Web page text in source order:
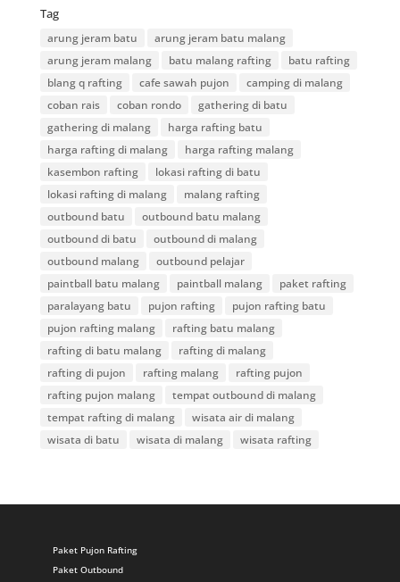
Tag
arung jeram batu
arung jeram batu malang
arung jeram malang
batu malang rafting
batu rafting
blang q rafting
cafe sawah pujon
camping di malang
coban rais
coban rondo
gathering di batu
gathering di malang
harga rafting batu
harga rafting di malang
harga rafting malang
kasembon rafting
lokasi rafting di batu
lokasi rafting di malang
malang rafting
outbound batu
outbound batu malang
outbound di batu
outbound di malang
outbound malang
outbound pelajar
paintball batu malang
paintball malang
paket rafting
paralayang batu
pujon rafting
pujon rafting batu
pujon rafting malang
rafting batu malang
rafting di batu malang
rafting di malang
rafting di pujon
rafting malang
rafting pujon
rafting pujon malang
tempat outbound di malang
tempat rafting di malang
wisata air di malang
wisata di batu
wisata di malang wisata rafting
Paket Pujon Rafting
Paket Outbound